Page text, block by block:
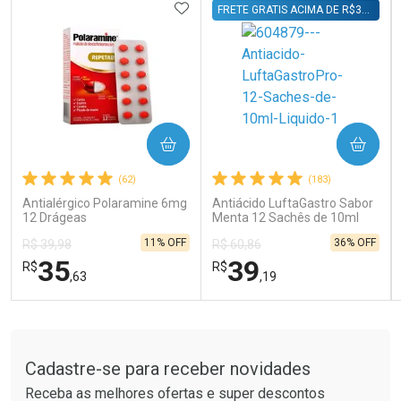
(62)
Antialérgico Polaramine 6mg
12 Drágeas
R$ 39,98
R$35,63
11% OFF
ADICIONAR AOS FAVORITOS
COMPRAR
(183)
Antiácido LuftaGastro Sabor
Menta 12 Sachês de 10ml
FRETE GRATIS ACIMA DE R$39,90 DIRETO NO CARRINHO
R$ 60,86
R$39,19
36% OFF
COMPRAR
Cadastre-se para receber novidades
Receba as melhores ofertas e super descontos